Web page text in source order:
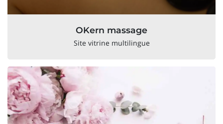
OKern massage
Site vitrine multilingue